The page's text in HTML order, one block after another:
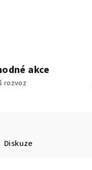
akce
rozvoz
Diskuze